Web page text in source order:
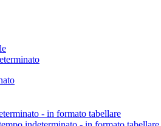
- in formato tabellare